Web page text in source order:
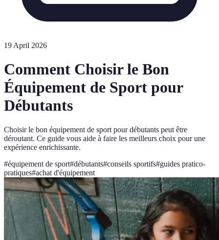
19 April 2026
Comment Choisir le Bon
Équipement de Sport pour
Débutants
Choisir le bon équipement de sport pour débutants peut être
déroutant. Ce guide vous aide à faire les meilleurs choix pour une
expérience enrichissante.
#équipement de sport#débutants#conseils sportifs#guides pratico-
pratiques#achat d'équipement